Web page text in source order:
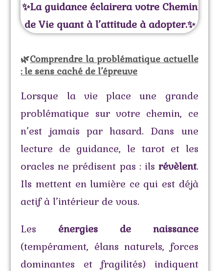
✨La guidance éclairera votre Chemin
de Vie quant à l’attitude à adopter.✨
🌿Comprendre la problématique actuelle
: le sens caché de l’épreuve
Lorsque la vie place une grande
problématique sur votre chemin, ce
n’est jamais par hasard. Dans une
lecture de guidance, le tarot et les
oracles ne prédisent pas : ils révèlent.
Ils mettent en lumière ce qui est déjà
actif à l’intérieur de vous.
Les énergies de naissance
(tempérament, élans naturels, forces
dominantes et fragilités) indiquent